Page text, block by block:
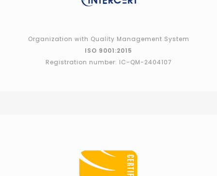
Organization with Quality Management System
ISO 9001:2015
Registration number: IC-QM-2404107